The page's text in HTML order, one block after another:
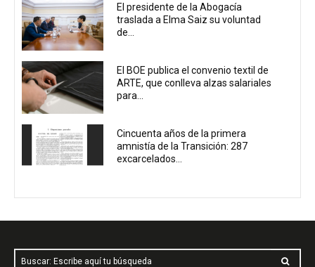
El presidente de la Abogacía
traslada a Elma Saiz su voluntad
de...
El BOE publica el convenio textil de
ARTE, que conlleva alzas salariales
para...
Cincuenta años de la primera
amnistía de la Transición: 287
excarcelados...
Buscar: Escribe aquí tu búsqueda